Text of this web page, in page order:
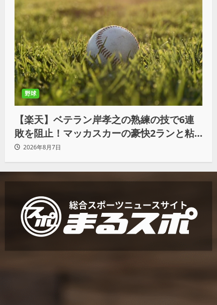
野球
【楽天】ベテラン岸孝之の熟練の技で6連
敗を阻止！マッカスカーの豪快2ランと粘
りの継投でオリックスを破る
2026年8月7日